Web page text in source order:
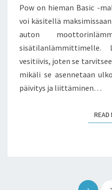
Pow on hieman Basic -
voi käsitellä
auton
vesitiivis, joten se
mikäli se asennetaan
päivitys ja liittäminen…
READ